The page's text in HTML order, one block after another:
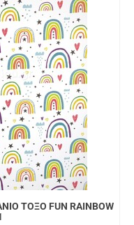
ΤΟΞΟ FUN RAINBOW